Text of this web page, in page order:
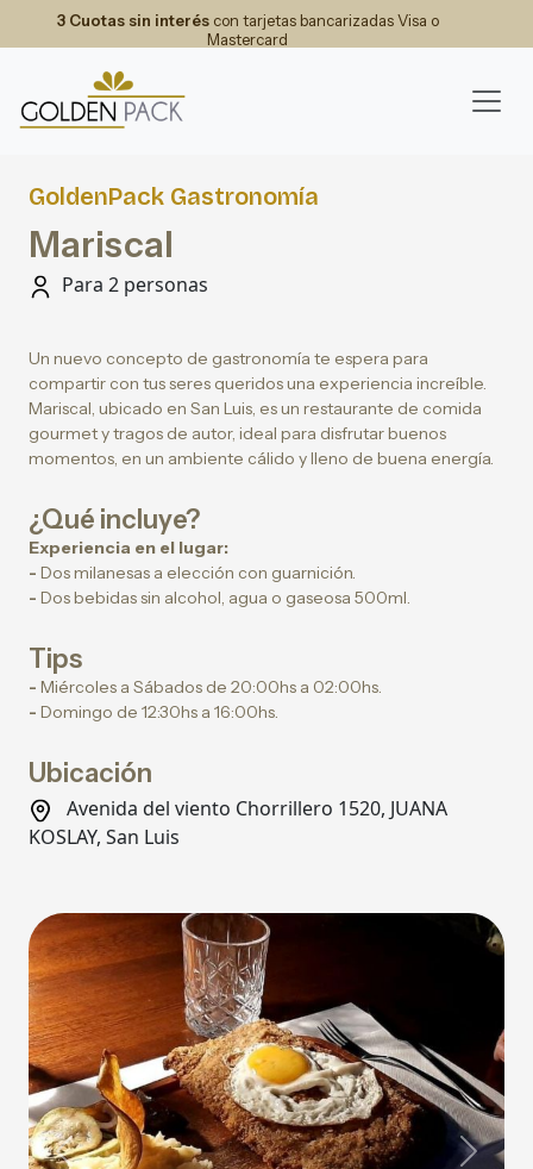
3 Cuotas sin interéscon tarjetas bancarizadas Visa o
Mastercard
GoldenPack Gastronomía
Mariscal
Para 2 personas
Un nuevo concepto de gastronomía te espera para
compartir con tus seres queridos una experiencia increíble.
Mariscal, ubicado en San Luis, es un restaurante de comida
gourmet y tragos de autor, ideal para disfrutar buenos
momentos, en un ambiente cálido y lleno de buena energía.
¿Qué incluye?
Experiencia en el lugar:
- Dos milanesas a elección con guarnición.
- Dos bebidas sin alcohol, agua o gaseosa 500ml.
Tips
- Miércoles a Sábados de 20:00hs a 02:00hs.
- Domingo de 12:30hs a 16:00hs.
Ubicación
Avenida del viento Chorrillero 1520, JUANA
KOSLAY, San Luis
Previous Next